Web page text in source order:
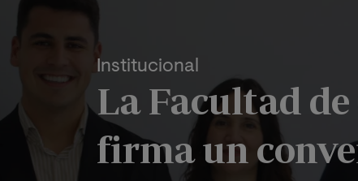
Institucional
La Facultad
firma un